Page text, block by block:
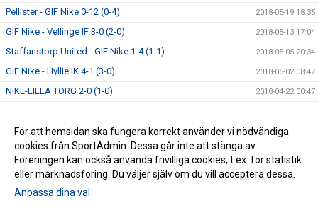
Pellister - GIF Nike 0-12 (0-4) 2018-05-19 18:35
GIF Nike - Vellinge IF 3-0 (2-0) 2018-05-13 17:04
Staffanstorp United - GIF Nike 1-4 (1-1) 2018-05-05 20:34
GIF Nike - Hyllie IK 4-1 (3-0) 2018-05-02 08:47
NIKE-LILLA TORG 2-0 (1-0) 2018-04-22 00:47
GIF NIKE-KSF KOSOVA IF 8-0 (1-0) 2018-04-07 00:49
NIKE FAVORITTIPPAT "Vi har en mycket intressant trupp" 2018-04-02 00:53
För att hemsidan ska fungera korrekt använder vi nödvändiga
cookies från SportAdmin. Dessa går inte att stänga av.
Föreningen kan också använda frivilliga cookies, t.ex. för statistik
eller marknadsföring. Du väljer själv om du vill acceptera dessa.
Anpassa dina val